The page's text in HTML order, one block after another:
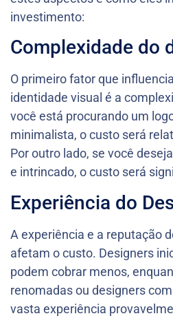
investimento:
Complexidade do
O primeiro fator que
identidade visual é a
você está procurando um
minimalista, o custo será
Por outro lado, se você
e intrincado, o custo será
Experiência do
A experiência e a reputação
afetam o custo. Designers
podem cobrar menos,
renomadas ou designers
vasta experiência